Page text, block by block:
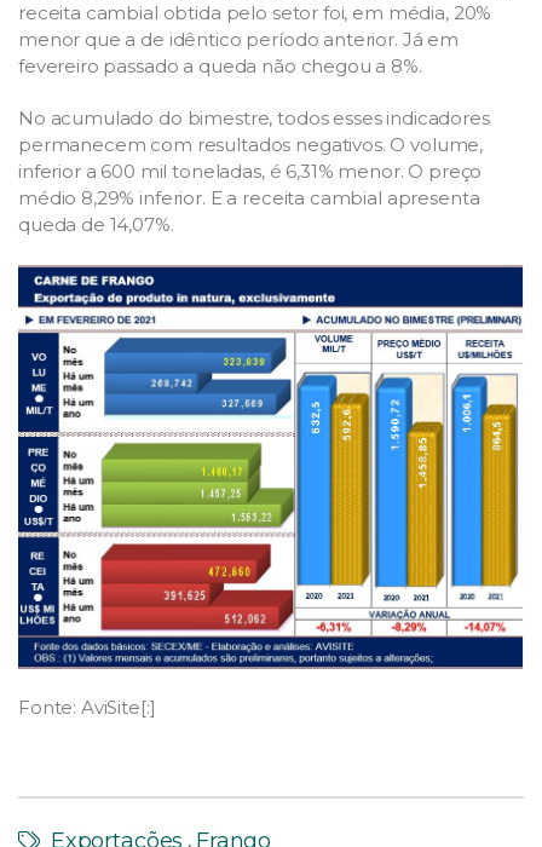
receita cambial obtida pelo setor foi, em média, 20%
menor que a de idêntico período anterior. Já em
fevereiro passado a queda não chegou a 8%.
No acumulado do bimestre, todos esses indicadores
permanecem com resultados negativos. O volume,
inferior a 600 mil toneladas, é 6,31% menor. O preço
médio 8,29% inferior. E a receita cambial apresenta
queda de 14,07%.
Fonte: AviSite[:]
Exportações , Frango